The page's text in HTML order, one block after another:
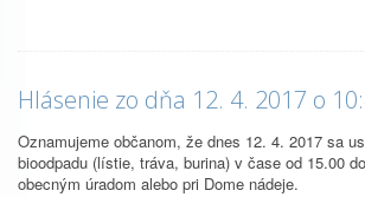
Hlásenie zo dňa 12. 4. 2017 o
Oznamujeme občanom, že dnes 12. 4. 2017 sa
bioodpadu (lístie, tráva, burina) v čase od 15.00
obecným úradom alebo pri Dome nádeje.